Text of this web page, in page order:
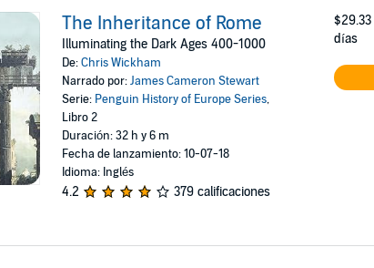
The Inheritance of Rome
Illuminating the Dark Ages 400-1000
De:Chris Wickham
Narrado por:James Cameron Stewart
Serie: Penguin History of Europe Series,
Libro 2
Duración: 32 h y 6 m
Fecha de lanzamiento: 10-07-18
Idioma: Inglés
4.2 379 calificaciones
$29.33
días